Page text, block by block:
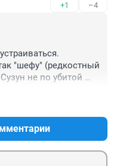
заколачивать
на себя не смогут
+1 –4
"шефу" (редкостный
не по убитой
и ЛКП.